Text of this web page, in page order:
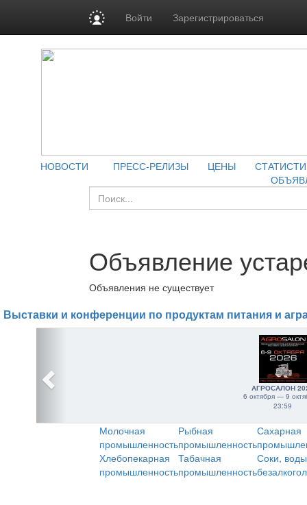
Войти Зарегистрироваться
НОВОСТИ ПРЕСС-РЕЛИЗЫ ЦЕНЫ
Объявление
Объявления не существует
Выставки и конференции по продуктам питания и
АГРОСАЛОН
6 октября — 9
23:59
Молочная
промышленность
Рыбная
промышленность
Сахарная
Хлебопекарная
промышленность
Табачная
промышленность
Соки,